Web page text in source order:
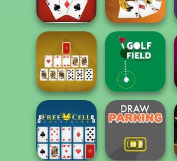
Pin
Pro 4
Tripeaks Solitaire
Scorpion
Solitaire
Pyramid Solitaire Golf Field